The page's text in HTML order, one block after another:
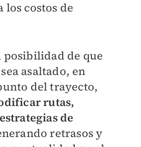
costos de
posibilidad de que
asaltado, en
del trayecto,
rutas,
de
retrasos y